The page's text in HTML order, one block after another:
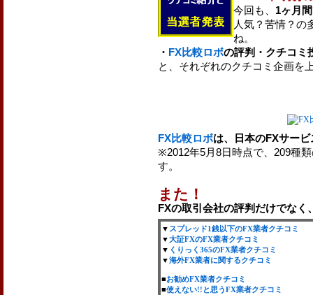
今回も、 1ヶ月
人気？苦情？の
ね。
・ FX比較ロボの評判・クチコミ
と、それぞれのクチコミ企画を
FX比較ロボは、日本のFXサー
※2012年5月8日時点で、209種
す。
また！
FXの取引会社の評判だけでな
▼ スプレッド1銭以下のFX業者クチコミ
▼大証FXのFX業者クチコミ
▼ くりっく365のFX業者クチコミ
▼海外FX業者に関するクチコミ
■お勧めFX業者クチコミ
■使えない!!と思うFX業者クチコミ